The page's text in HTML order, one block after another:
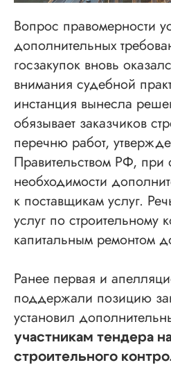
Вопрос правомерности
дополнительных
госзакупок вновь
внимания судебной
инстанция вынесла
обязывает заказчиков
перечню работ,
Правительством РФ, при
необходимости
к поставщикам услуг.
услуг по строительному
капитальным ремонтом
Ранее первая и
поддержали позицию
установил
участникам тендера
строительного